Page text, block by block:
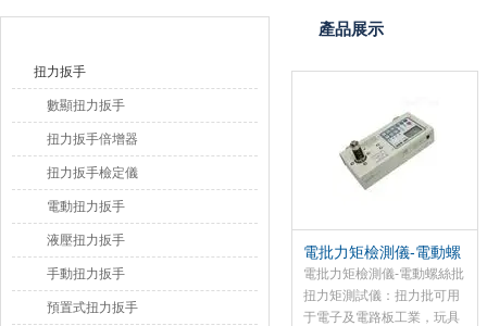
扭力扳手
數顯扭力扳手
扭力扳手倍增器
扭力扳手檢定儀
電動扭力扳手
液壓扭力扳手
手動扭力扳手
預置式扭力扳手
產品展示
電批力矩檢測儀-電動螺
絲批扭力矩測試儀
電批力矩檢測儀-電動螺絲批
扭力矩測試儀：扭力批可用
于電子及電路板工業，玩具